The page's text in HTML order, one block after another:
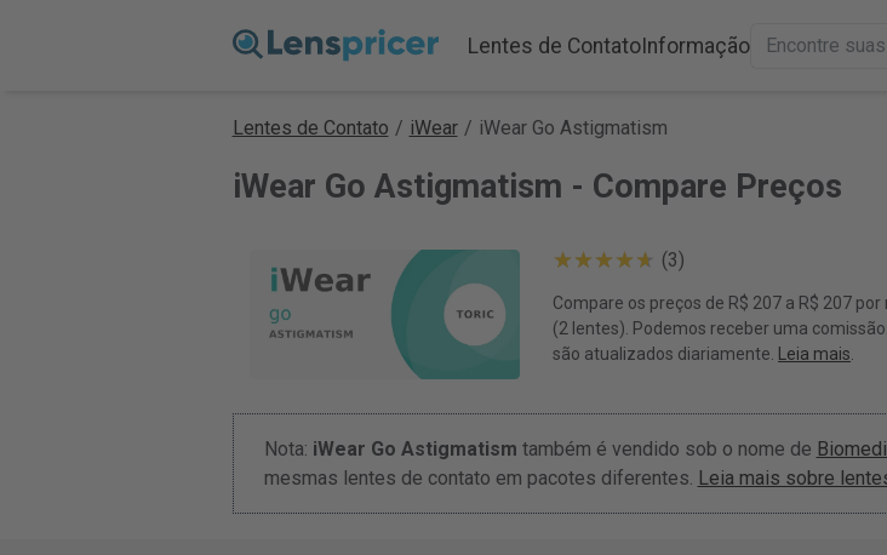
Lentes de ContatoInformação
Lentes de Contato / iWear / iWear Go Astigmatism
iWear Go Astigmatism - Compare Preços
(3)
Compare os preços de R$ 207 a R$ 207 por
(2 lentes). Podemos receber uma
são atualizados diariamente. Leia mais
Nota: iWear Go Astigmatism também é vendido sob o nome de
mesmas lentes de contato em pacotes diferentes. Leia mais sobre